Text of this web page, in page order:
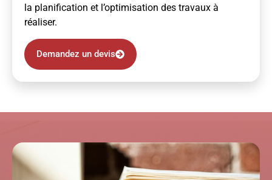
la planification et l’optimisation des travaux à
réaliser.
Demandez un devis